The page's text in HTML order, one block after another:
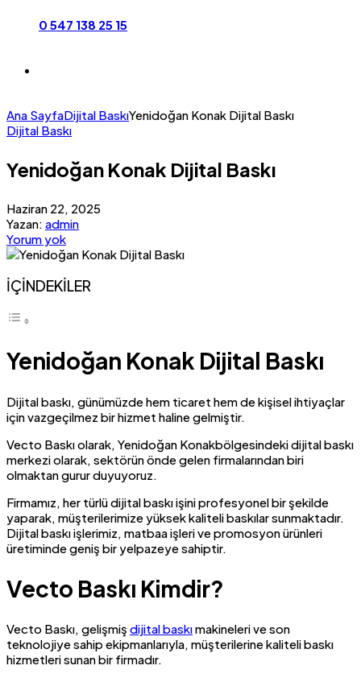
0 547 138 25 15
Ana SayfaDijital BaskıYenidoğan Konak Dijital Baskı
Dijital Baskı
Yenidoğan Konak Dijital Baskı
Haziran 22, 2025
Yazan: admin
Yorum yok
İÇİNDEKİLER
Yenidoğan Konak Dijital Baskı
Dijital baskı, günümüzde hem ticaret hem de kişisel ihtiyaçlar
için vazgeçilmez bir hizmet haline gelmiştir.
Vecto Baskı olarak, Yenidoğan Konakbölgesindeki dijital baskı
merkezi olarak, sektörün önde gelen firmalarından biri
olmaktan gurur duyuyoruz.
Firmamız, her türlü dijital baskı işini profesyonel bir şekilde
yaparak, müşterilerimize yüksek kaliteli baskılar sunmaktadır.
Dijital baskı işlerimiz, matbaa işleri ve promosyon ürünleri
üretiminde geniş bir yelpazeye sahiptir.
Vecto Baskı Kimdir?
Vecto Baskı, gelişmiş dijital baskımakineleri ve son
teknolojiye sahip ekipmanlarıyla, müşterilerine kaliteli baskı
hizmetleri sunan bir firmadır.